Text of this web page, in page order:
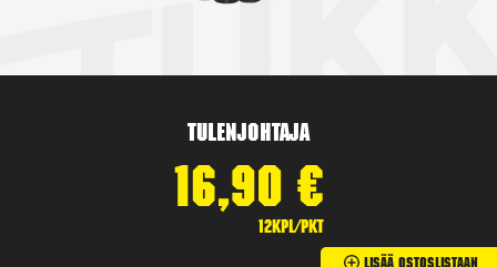
Tulenjohtaja
16,90 €
12kpl/pkt